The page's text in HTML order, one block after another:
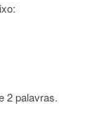
2 palavras.